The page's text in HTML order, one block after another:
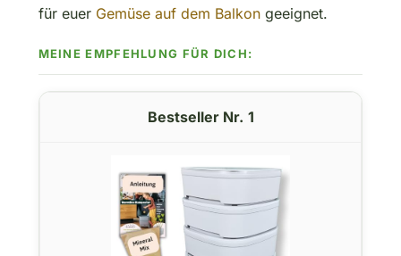
für euer Gemüse auf dem Balkongeeignet.
1